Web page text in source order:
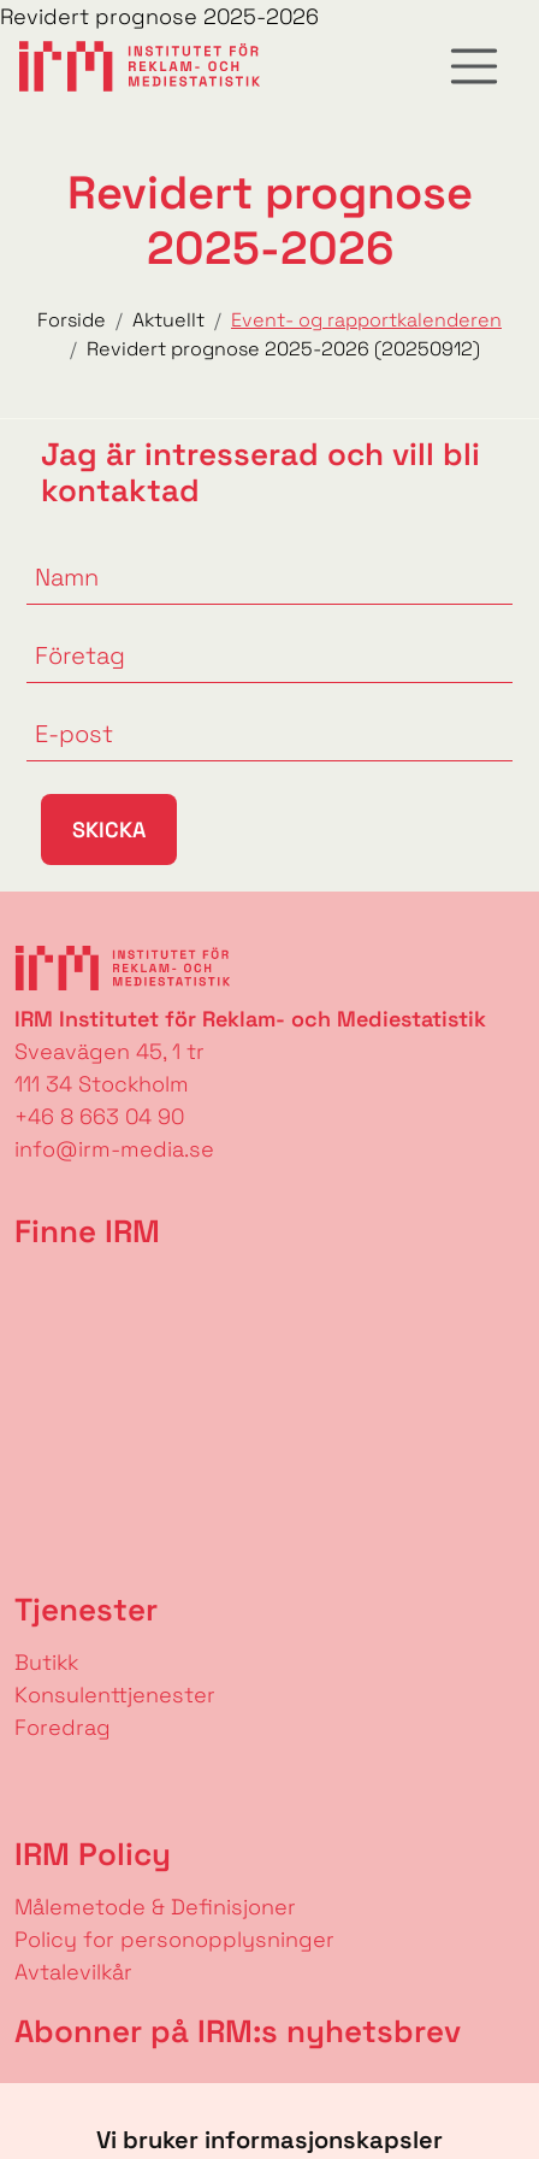
Vi bruker informasjonskapsler
Revidert prognose 2025-2026
Revidert prognose
2025-2026
Forside Aktuellt
Event- og rapportkalenderen
Revidert prognose 2025-2026 (20250912)
Jag är intresserad och vill bli
kontaktad
SKICKA
IRM Institutet för Reklam- och Mediestatistik
Sveavägen 45, 1 tr
111 34 Stockholm
+46 8 663 04 90
info@irm-media.se
Finne IRM
Tjenester
Butikk
Konsulenttjenester
Foredrag
IRM Policy
Målemetode & Definisjoner
Policy for personopplysninger
Avtalevilkår
Abonner på IRM:s nyhetsbrev